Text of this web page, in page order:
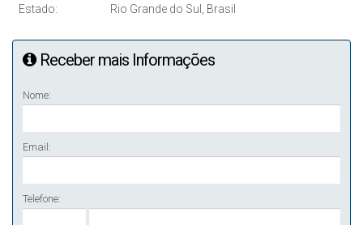
Estado: Rio Grande do Sul, Brasil
Receber mais Informações
Nome:
Email:
Telefone: